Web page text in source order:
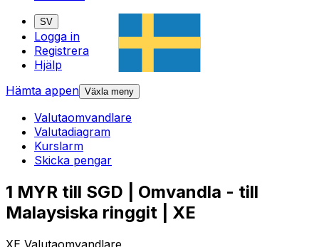
SV
Logga in
Registrera
Hjälp
Hämta appen Växla meny
Valutaomvandlare
Valutadiagram
Kurslarm
Skicka pengar
1 MYR till SGD | Omvandla - till
Malaysiska ringgit | XE